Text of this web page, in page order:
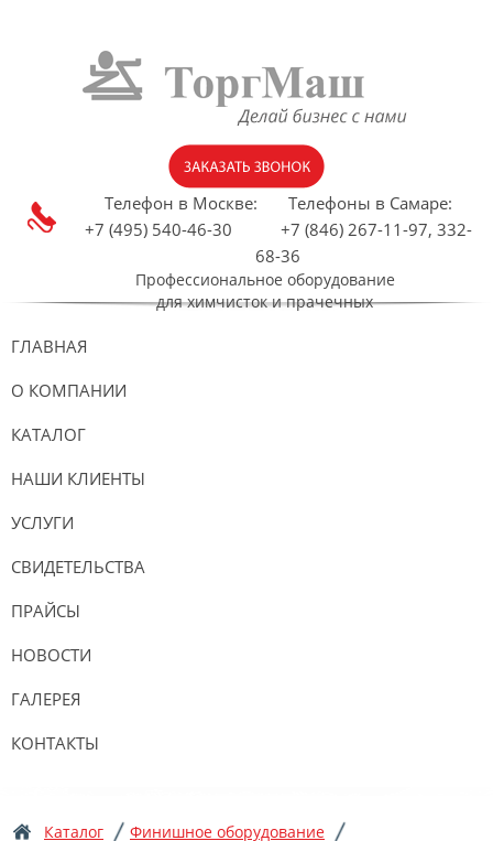
Телефон в Москве: Телефоны в Самаре:
+7 (495) 540-46-30 +7 (846) 267-11-97, 332-
68-36
Профессиональное оборудование
для химчисток и прачечных
ГЛАВНАЯ
О КОМПАНИИ
КАТАЛОГ
НАШИ КЛИЕНТЫ
УСЛУГИ
СВИДЕТЕЛЬСТВА
ПРАЙСЫ
НОВОСТИ
ГАЛЕРЕЯ
КОНТАКТЫ
Каталог
Финишное оборудование